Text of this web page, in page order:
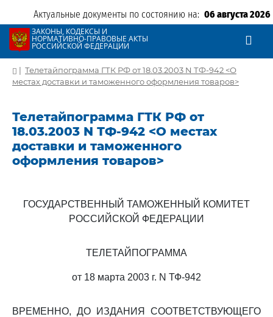
Актуальные документы по состоянию на: 06 августа 2026
ЗАКОНЫ, КОДЕКСЫ И
НОРМАТИВНО-ПРАВОВЫЕ АКТЫ
РОССИЙСКОЙ ФЕДЕРАЦИИ
| Телетайпограмма ГТК РФ от 18.03.2003 N ТФ-942 <О
местах доставки и таможенного оформления товаров>
Телетайпограмма ГТК РФ от
18.03.2003 N ТФ-942 <О местах
доставки и таможенного
оформления товаров>
ГОСУДАРСТВЕННЫЙ ТАМОЖЕННЫЙ КОМИТЕТ
РОССИЙСКОЙ ФЕДЕРАЦИИ
ТЕЛЕТАЙПОГРАММА
от 18 марта 2003 г. N ТФ-942
ВРЕМЕННО, ДО ИЗДАНИЯ СООТВЕТСТВУЮЩЕГО